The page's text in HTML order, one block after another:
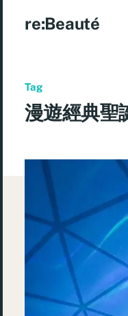
re:Beauté
Tag
漫遊經典聖